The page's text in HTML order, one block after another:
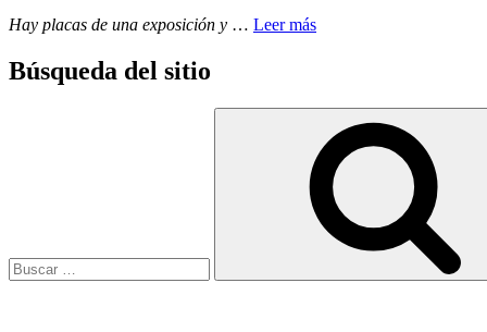
Hay placas de una exposición y … Leer más
Búsqueda del sitio